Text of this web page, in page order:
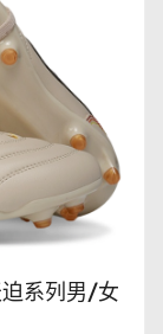
系列男/女